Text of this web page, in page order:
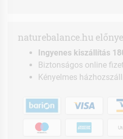
naturebalance.hu
Ingyenes kiszállítás
Biztonságos online
Kényelmes